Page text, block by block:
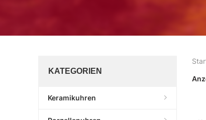
KATEGORIEN
Keramikuhren